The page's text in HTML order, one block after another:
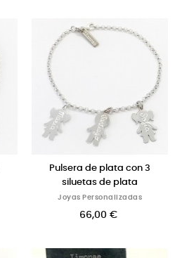
Pulsera de plata con 3
siluetas de plata
Joyas Personalizadas
66,00 €